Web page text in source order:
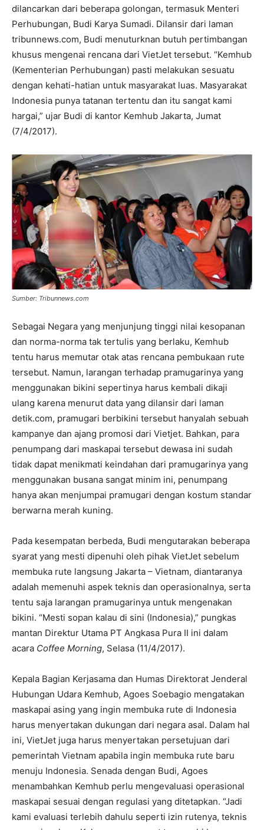
dilancarkan dari beberapa golongan, termasuk Menteri
Perhubungan, Budi Karya Sumadi. Dilansir dari laman
tribunnews.com, Budi menuturknan butuh pertimbangan
khusus mengenai rencana dari VietJet tersebut. “Kemhub
(Kementerian Perhubungan) pasti melakukan sesuatu
dengan kehati-hatian untuk masyarakat luas. Masyarakat
Indonesia punya tatanan tertentu dan itu sangat kami
hargai,” ujar Budi di kantor Kemhub Jakarta, Jumat
(7/4/2017).
Sumber: Tribunnews.com
Sebagai Negara yang menjunjung tinggi nilai kesopanan
dan norma-norma tak tertulis yang berlaku, Kemhub
tentu harus memutar otak atas rencana pembukaan rute
tersebut. Namun, larangan terhadap pramugarinya yang
menggunakan bikini sepertinya harus kembali dikaji
ulang karena menurut data yang dilansir dari laman
detik.com, pramugari berbikini tersebut hanyalah sebuah
kampanye dan ajang promosi dari Vietjet. Bahkan, para
penumpang dari maskapai tersebut dewasa ini sudah
tidak dapat menikmati keindahan dari pramugarinya yang
menggunakan busana sangat minim ini, penumpang
hanya akan menjumpai pramugari dengan kostum standar
berwarna merah kuning.
Pada kesempatan berbeda, Budi mengutarakan beberapa
syarat yang mesti dipenuhi oleh pihak VietJet sebelum
membuka rute langsung Jakarta – Vietnam, diantaranya
adalah memenuhi aspek teknis dan operasionalnya, serta
tentu saja larangan pramugarinya untuk mengenakan
bikini. “Mesti sopan kalau di sini (Indonesia),” pungkas
mantan Direktur Utama PT Angkasa Pura II ini dalam
acara Coffee Morning, Selasa (11/4/2017).
Kepala Bagian Kerjasama dan Humas Direktorat Jenderal
Hubungan Udara Kemhub, Agoes Soebagio mengatakan
maskapai asing yang ingin membuka rute di Indonesia
harus menyertakan dukungan dari negara asal. Dalam hal
ini, VietJet juga harus menyertakan persetujuan dari
pemerintah Vietnam apabila ingin membuka rute baru
menuju Indonesia. Senada dengan Budi, Agoes
menambahkan Kemhub perlu mengevaluasi operasional
maskapai sesuai dengan regulasi yang ditetapkan. “Jadi
kami evaluasi terlebih dahulu seperti izin rutenya, teknis